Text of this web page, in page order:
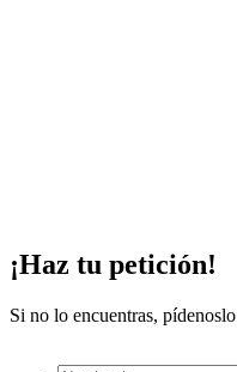
¡Haz tu petición!
Si no lo encuentras, pídenoslo